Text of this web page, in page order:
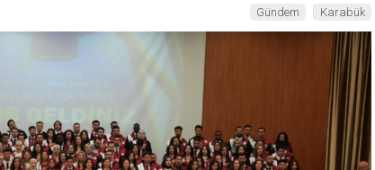
Gündem Karabük